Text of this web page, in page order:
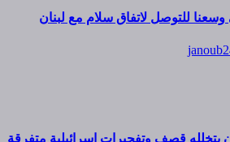
للتوصل لاتفاق سلام مع لبنان
قصف وتفجيرات إسرائيلية متفرقة